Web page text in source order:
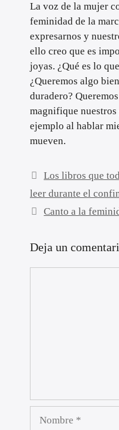
La voz de la mujer
feminidad de la
expresarnos y
ello creo que es
joyas. ¿Qué es lo
¿Queremos algo
duradero?
magnifique nuestros
ejemplo al hablar
mueven.
Los libros que
leer durante el
Canto a la
Deja un